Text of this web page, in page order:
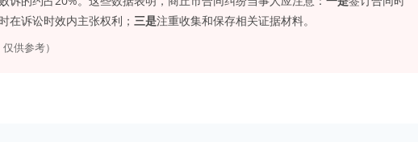
在诉讼时效内主张权利； 三是注重收集和保存相关证据材料。
供参考）